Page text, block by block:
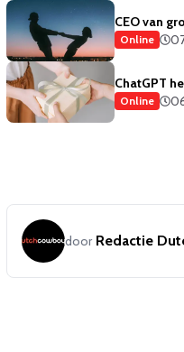
CEO van
Online
ChatGPT
Online
door Redactie